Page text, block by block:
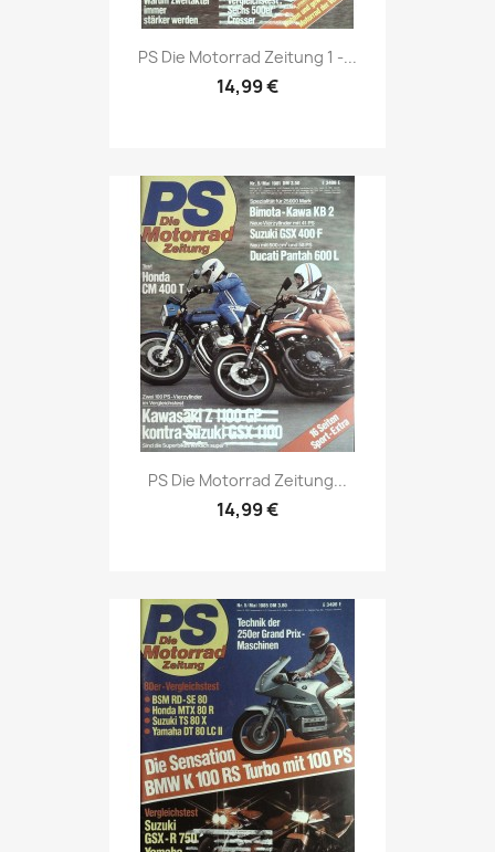
Vorschau
PS Die Motorrad Zeitung 1 -...
14,99 €
Vorschau
PS Die Motorrad Zeitung...
14,99 €